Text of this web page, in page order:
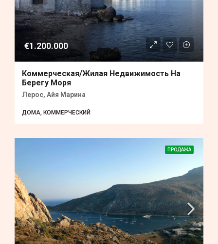
€1.200.000
Коммерческая/жилая Недвижимость На
Берегу Моря
Лерос, Айя Марина
ДОМА, КОММЕРЧЕСКИЙ
ПРОДАЖА